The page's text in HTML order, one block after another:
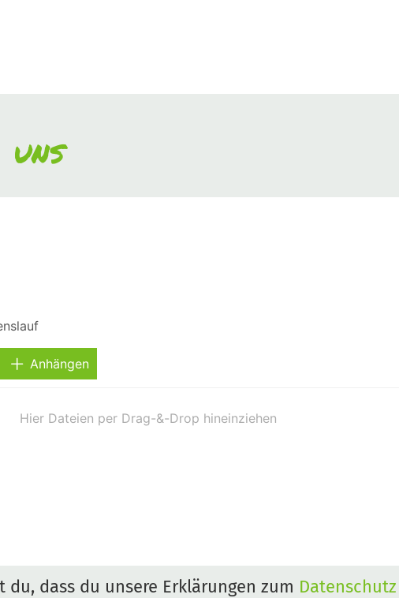
Anhängen
dass du unsere Erklärungen zum Datenschutz